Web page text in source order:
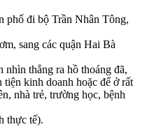
phố đi bộ Trần Nhân Tông,
sang các quận Hai Bà
nhìn thẳng ra hồ thoáng đã,
tiện kinh doanh hoặc để ở rất
nhà trẻ, trường học, bệnh
thực tế).